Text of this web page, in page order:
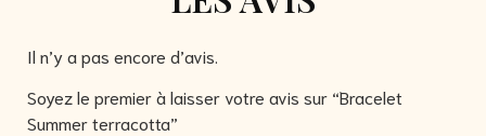
Il n’y a pas encore d’avis.
Soyez le premier à laisser votre avis sur “Bracelet
Summer terracotta”